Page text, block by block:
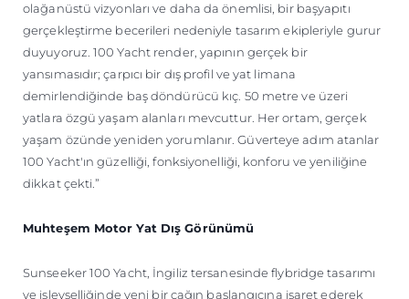
olağanüstü vizyonları ve daha da önemlisi, bir başyapıtı
gerçekleştirme becerileri nedeniyle tasarım ekipleriyle gurur
duyuyoruz. 100 Yacht render, yapının gerçek bir
yansımasıdır; çarpıcı bir dış profil ve yat limana
demirlendiğinde baş döndürücü kıç. 50 metre ve üzeri
yatlara özgü yaşam alanları mevcuttur. Her ortam, gerçek
yaşam özünde yeniden yorumlanır. Güverteye adım atanlar
100 Yacht'ın güzelliği, fonksiyonelliği, konforu ve yeniliğine
dikkat çekti.”
Muhteşem Motor Yat Dış Görünümü
Sunseeker 100 Yacht, İngiliz tersanesinde flybridge tasarımı
ve işlevselliğinde yeni bir çağın başlangıcına işaret ederek